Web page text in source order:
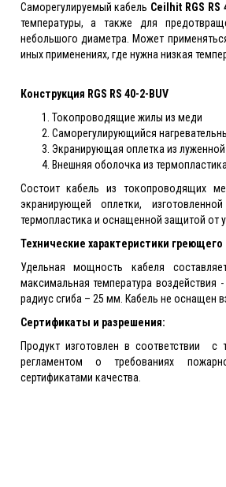
Саморегулируемый кабель Ceilhit RGS RS
температуры, а также для
небольшого диаметра. Может
иных применениях, где нужна низкая
Конструкция RGS RS 40-2-BUV
Токопроводящие жилы из меди
Саморегулирующийся
Экранирующая оплетка из
Внешняя оболочка из
Состоит кабель из токопроводящих
экранирующей оплетки,
термопластика и оснащенной защитой от
Технические характеристики греющего
Удельная мощность кабеля
максимальная температура
радиус сгиба – 25 мм. Кабель не оснащен
Сертификаты и разрешения:
Продукт изготовлен в соответствии с
регламентом о требованиях
сертификатами качества.